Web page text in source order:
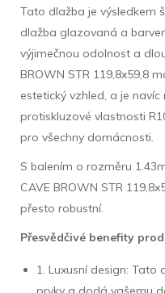
Tato dlažba je výsledkem
dlažba glazovaná a
výjimečnou odolnost a
BROWN STR 119,8x59,8
estetický vzhled, a je
protiskluzové vlastnosti
pro všechny domácnosti.
S balením o rozměru
CAVE BROWN STR
přesto robustní.
Přesvědčivé benefity
1. Luxusní design: